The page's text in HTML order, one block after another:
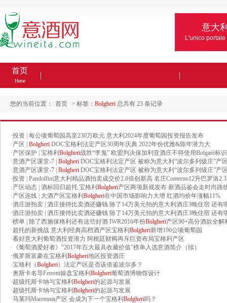
意大
L'unico
首页
Home
您的当前位置： 首页 > 标签： Bolgheri 总共有 23 条记录
·投资 | 每公顷葡萄园高至230万欧元 意大利2024年度葡萄园投资报告发布
·产区 | Bolgheri DOC宝格利法定产区30周年庆典 2022年份优雅&陈年潜力大
·产区保护 | 宝格利 Bolgheri战胜“李鬼” 欧盟判决保加利亚酒庄不得使用Bolgarè标识
·意酒产区课堂-7 | Bolgheri DOC宝格利法定产区 被称为意大利“波尔多列级庄”产
·意酒产区课堂-7 | Bolgheri DOC宝格利法定产区 被称为意大利“波尔多列级庄”产
·投资 | Pandolfini意大利精品酒拍卖成交价2.8倍创新高 名庄Conterno12升巴罗洛
·产区动态 | 酒标回归超托 宝格利 Bolgheri产区两项新规发布 新酒品鉴会走时尚路
·产区连线 | 大酒产区宝格利 Bolgheri在中国市场影响力大增 红酒均价年涨幅11%
·酒庄游拍卖 | 酒庄接待比卖酒还赚钱 除了14万美元拍的意大利酒庄3晚住宿 还有
·酒庄游拍卖 | 酒庄接待比卖酒还赚钱 除了14万美元拍的意大利酒庄3晚住宿 还有
·榜单 | 除了西施保格利还有这些好酒 IWR2016年份Bolgheri产区90+高分酒款全解
·超托的新挑战 意大利经典高档酒产区宝格利 Bolgheri新增190公顷葡萄园
·看好意大利葡萄酒投资潜力 阿根廷财阀再斥巨资布局宝格利产区
· 《葡萄酒爱好者》“2017年百大最具收藏价值”榜单入选意酒简介（续）
·俄罗斯富豪在宝格利 Bolgheri地区投资酒庄
·宝格利（Bolgheri）法定产区是否该借鉴波尔多？
·奥斯卡名导Ferretti操盘宝格利 Bolgheri葡萄酒博物馆设计
·超级托斯卡纳与宝格利 Bolgheri的起源与发展
·超级托斯卡纳与宝格利 Bolgheri的起源与发展
·马莱玛Maremma产区 会成为下一个宝格利 Bolgheri吗？